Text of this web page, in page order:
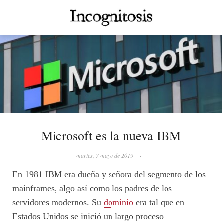
Microsoft es la nueva IBM
martes, 7 mayo de 2019 ·
En 1981 IBM era dueña y señora del segmento de los
mainframes, algo así como los padres de los
servidores modernos. Su dominio era tal que en
Estados Unidos se inició un largo proceso